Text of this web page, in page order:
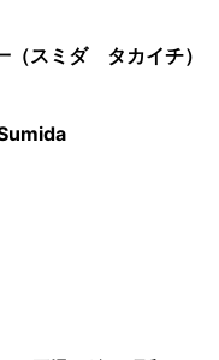
スミダ タカイチ）